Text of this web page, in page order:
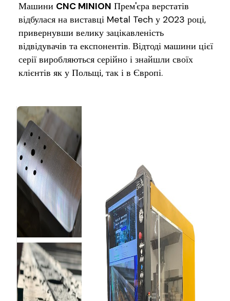
Машини CNC MINION Прем'єра верстатів
відбулася на виставці Metal Tech у 2023 році,
привернувши велику зацікавленість
відвідувачів та експонентів. Відтоді машини цієї
серії виробляються серійно і знайшли своїх
клієнтів як у Польщі, так і в Європі.